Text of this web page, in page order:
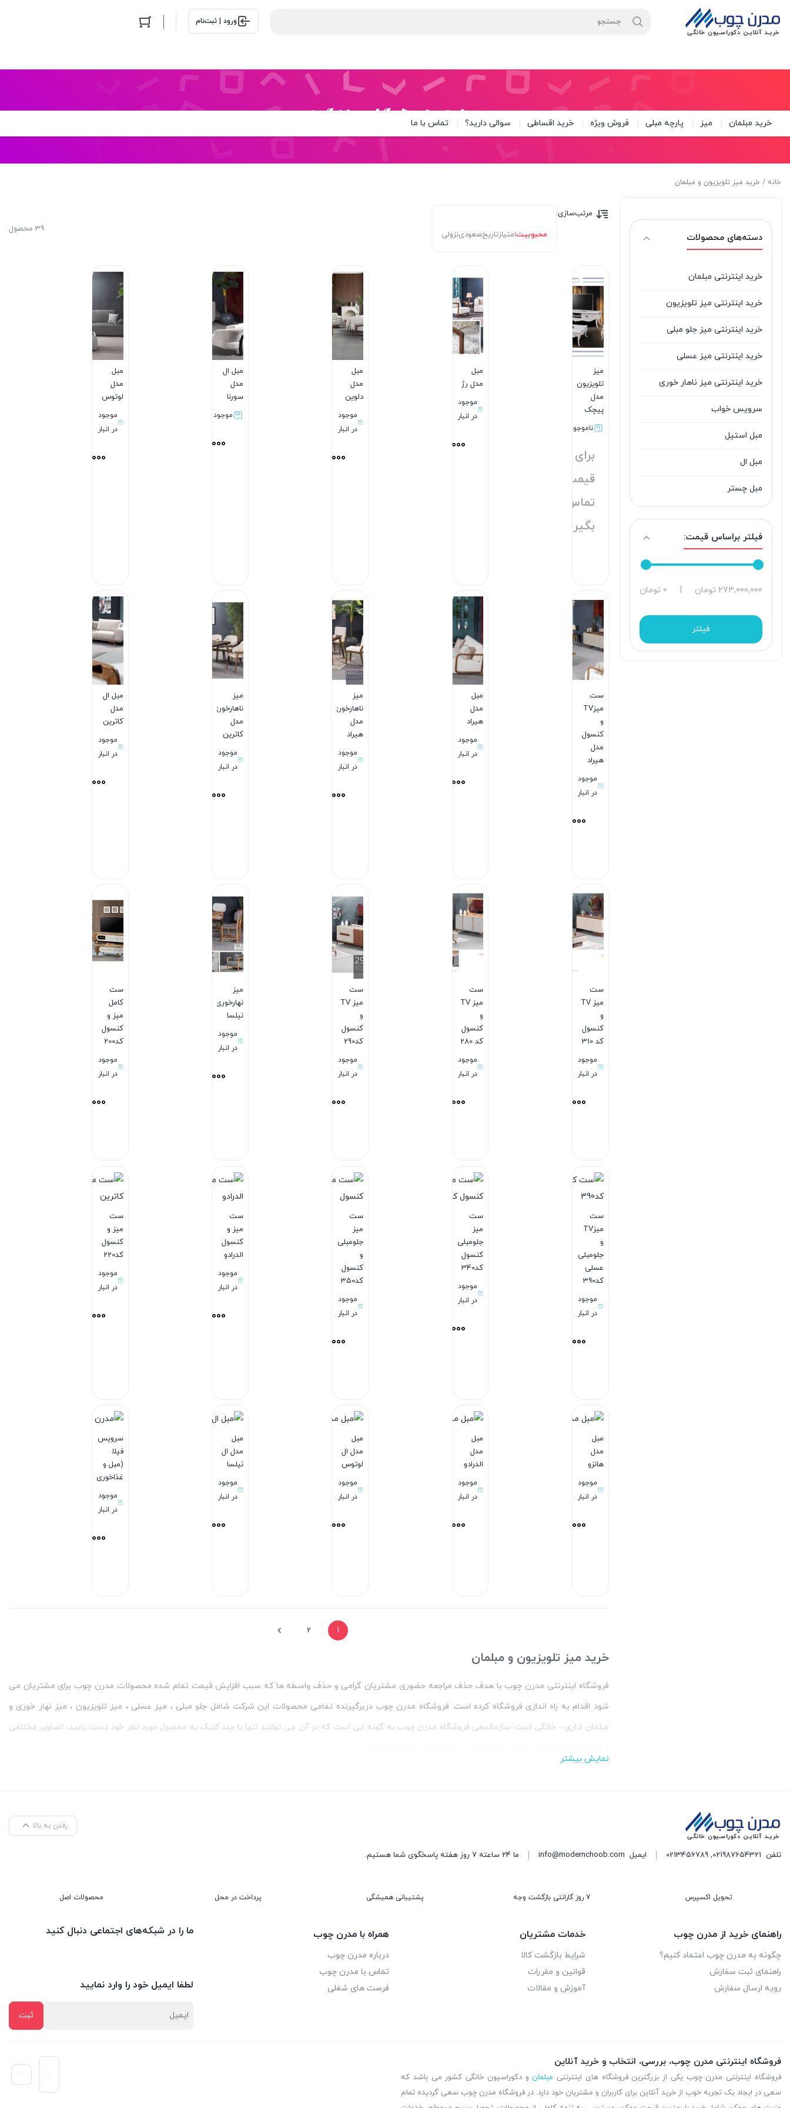
ورود | ثبت‌نام
خرید مبلمان میز پارچه مبلی فروش ویژه خرید اقساطی سوالی دارید؟ تماس با ما
خانه / خرید میز تلویزیون و مبلمان
دسته‌های محصولات
خرید اینترنتی مبلمان
خرید اینترنتی میز تلویزیون
خرید اینترنتی میز جلو مبلی
خرید اینترنتی میز عسلی
خرید اینترنتی میز ناهار خوری
سرویس خواب
مبل استیل
مبل ال
مبل چستر
مبل کلاسیک
مبل کمجا
میز
میز تلویزیون
میز کنسول
فیلتر براساس قیمت:
حداقل
حداکثر
0 تومان | 273,000,000 تومان
فیلتر
39 محصول
مرتب‌سازی:
محبوبیتامتیازتاریخصعودینزولی
میز
تلویزیون
مدل
پیچک
ناموجود
برای
قیمت
تماس
بگیرید
بستن
مبل
مدل رژ
موجود
در انبار
177,900,000
بستن
مبل
مدل
دلوین
موجود
در انبار
175,900,000
بستن
مبل ال
مدل
سورنا
موجود
500,000
بستن
مبل
مدل
لوتوس
موجود
در انبار
185,000,000
بستن
ست
میزTV
و
کنسول
مدل
هیراد
موجود
در انبار
102,000,000
بستن
مبل
مدل
هیراد
موجود
در انبار
179,000,000
بستن
میز
ناهارخوری
مدل
هیراد
موجود
در انبار
93,000,000
بستن
میز
ناهارخوری
مدل
کاترین
موجود
در انبار
123,500,000
بستن
مبل ال
مدل
کاترین
موجود
در انبار
189,700,000
بستن
ست
میز TV
و
کنسول
کد 310
موجود
در انبار
84,965,000
ست
میز TV
و
کنسول
کد 280
موجود
در انبار
82,980,000
ست
میز TV
و
کنسول
کد290
موجود
در انبار
84,970,000
میز
نهارخوری
نیلسا
موجود
در انبار
92,870,000
ست
کامل
میز و
کنسول
کد200
موجود
در انبار
79,980,000
ست
میزTV
و
جلومبلی
عسلی
کد390
موجود
در انبار
58,700,000
ست
میز
جلومبلی
کنسول
کد340
موجود
در انبار
92,990,000
ست
میز
جلومبلی
و
کنسول
کد350
موجود
در انبار
89,990,000
ست
میز و
کنسول
الدرادو
موجود
در انبار
101,500,000
ست
میز و
کنسول
کد220
موجود
در انبار
78,980,000
مبل
مدل
هانزو
موجود
در انبار
165,900,000
مبل
مدل
الدرادو
موجود
در انبار
195,000,000
مبل
مدل ال
لوتوس
موجود
در انبار
178,970,000
بستن
مبل
مدل ال
نیلسا
موجود
در انبار
154,970,000
سرویس
فیلا
(مبل و
غذاخوری)
موجود
در انبار
273,000,000
1
2
خرید میز تلویزیون و مبلمان
فروشگاه اینترنتی مدرن چوب با هدف حذف مراجعه حضوری مشتریان گرامی و حذف واسطه ها که سبب افزایش قیمت تمام شده محصولات مدرن چوب برای مشتریان می
شود اقدام به راه اندازی فروشگاه کرده است. فروشگاه مدرن چوب دربرگیرنده تمامی محصولات این شرکت شامل جلو مبلی ، میز عسلی ، میز تلویزیون ، میز نهار خوری و
مبلمان اداری – خانگی است. سازماندهی فروشگاه مدرن چوب به گونه ایی است که در آن می توانید تنها با چند کلیک به محصول مورد نظر خود دست یابید، تصاویر مختلفی
امروزه در ادارات، منازل و خانه های مسکونی اولین وسایلی که نظر مهمانان یا بازدید کنندگان از آنها را به خود جلب می کند تلویزیون و میز تلویزیون یا میز lcd است. مدرن
چوب با دارا بودن بیش از یک دهه سابقه فعالیت در زمینه تولید مصنوعات چوبی توانسته است اقدام به تولید میز تلویزیون های زیبا ، شیک و مدرن نماید و با راه اندازی
نمایش بیشتر
رفتن به بالا
تلفن 021987654321
,
0213456789 ایمیل info@modernchoob.com ما 24 ساعته 7 روز هفته پاسخگوی شما هستیم.
تحویل اکسپرس 7 روز گارانتی بازگشت وجه پشتیبانی همیشگی پرداخت در محل محصولات اصل
راهنمای خرید از مدرن چوب
چگونه به مدرن چوب اعتماد کنیم؟
راهنمای ثبت سفارش
رویه ارسال سفارش
خدمات مشتریان
شرایط بازگشت کالا
قوانین و مقررات
آموزش و مقالات
همراه با مدرن چوب
درباره مدرن چوب
تماس با مدرن چوب
فرصت های شغلی
ما را در شبکه‌های اجتماعی دنبال کنید
لطفا ایمیل خود را وارد نمایید
فروشگاه اینترنتی مدرن چوب، بررسی، انتخاب و خرید آنلاین
فروشگاه اینترنتی مدرن چوب یکی از بزرگترین فروشگاه های اینترنتی مبلمانو دکوراسیون خانگی کشور می باشد که
سعی در ایجاد یک تجربه خوب از خرید آنلاین برای کاربران و مشتریان خود دارد. در فروشگاه مدرن چوب سعی گردیده تمام